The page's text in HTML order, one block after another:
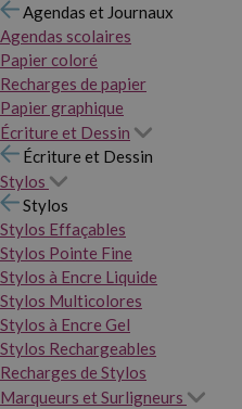
Agendas et Journaux
Agendas scolaires
Papier coloré
Recharges de papier
Papier graphique
Écriture et Dessin
Écriture et Dessin
Stylos
Stylos
Stylos Effaçables
Stylos Pointe Fine
Stylos à Encre Liquide
Stylos Multicolores
Stylos à Encre Gel
Stylos Rechargeables
Recharges de Stylos
Marqueurs et Surligneurs